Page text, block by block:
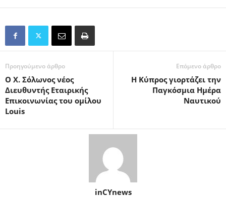
Προηγούμενο άρθρο
Ο Χ. Σόλωνος νέος
Διευθυντής Εταιρικής
Επικοινωνίας του ομίλου
Louis
Επόμενο άρθρο
Η Κύπρος γιορτάζει την
Παγκόσμια Ημέρα
Ναυτικού
inCYnews